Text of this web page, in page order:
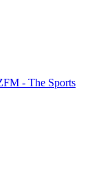
- The Sports